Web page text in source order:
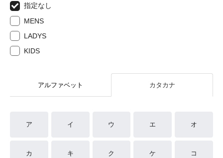
指定なし
MENS
LADYS
KIDS
アルファベット カタカナ
ア イ ウ エ オ
カ キ ク ケ コ